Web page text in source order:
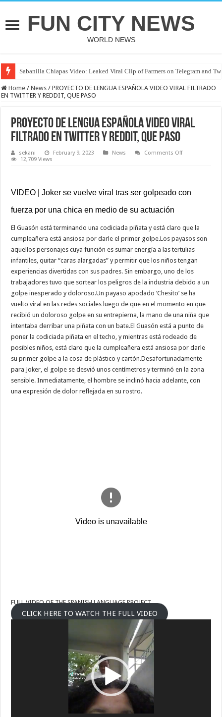
FUN CITY NEWS
WORLD NEWS
Sabanilla Chiapas Video: Leaked Viral Clip of Farmers on Telegram and
Home / News / PROYECTO DE LENGUA ESPAÑOLA VIDEO VIRAL FILTRADO
EN TWITTER Y REDDIT, QUE PASO
PROYECTO DE LENGUA ESPAÑOLA VIDEO VIRAL
FILTRADO EN TWITTER Y REDDIT, QUE PASO
sekani February 9, 2023 News Comments Offon
VIRAL
FILTRADO
QUE
PASO
12,709 Views
VIDEO | Joker se vuelve viral tras ser golpeado con
fuerza por una chica en medio de su actuación
El Guasón está terminando una codiciada piñata y está claro que la
cumpleañera está ansiosa por darle el primer golpe.Los payasos son
aquellos personajes cuya función es sumar energía a las tertulias
infantiles, quitar “caras alargadas” y permitir que los niños tengan
experiencias divertidas con sus padres. Sin embargo, uno de los
trabajadores tuvo que sortear los peligros de la industria debido a un
golpe inesperado y doloroso.Un payaso apodado ‘Chesito’ se ha
vuelto viral en las redes sociales luego de que en el momento en que
recibió un doloroso golpe en su entrepierna, la mano de una niña que
intentaba derribar una piñata con un bate.El Guasón está a punto de
poner la codiciada piñata en el techo, y mientras está rodeado de
posibles niños, está claro que la cumpleañera está ansiosa por darle
su primer golpe a la cosa de plástico y cartón.Desafortunadamente
para Joker, el golpe se desvió unos centímetros y terminó en la zona
sensible. Inmediatamente, el hombre se inclinó hacia adelante, con
una expresión de dolor reflejada en su rostro.
FULL VIDEO OF THE SPANISH LANGUAGE PROJECT
CLICK HERE TO WATCH THE FULL VIDEO